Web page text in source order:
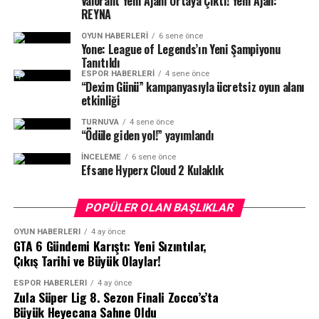
Zocco’s Oyun Merkezi’nde gerçekleşen bu özel etkinlik,
espor tutkunlarını bir araya getirerek hem sosyal hem
Steam’in Türkiye’de kapatıldığına dair resmi bir
karar yok.
Platform normal şekilde hizmet vermeye devam
ediyor.
Konuşulan düzenleme henüz taslak aşamasında.
Dolayısıyla sosyal medyada dolaşan “Steam kapanıyor”
söylemi, şu an için kesinleşmiş bir durum değil. Ancak
düzenlemeler nedeniyle oyuncuların temkinli
yaklaşması dikkat çekiyor.
Oyuncular Neden Tepkili?
Tepkinin arkasında birkaç temel endişe var:
REYNA
OYUN HABERLERI 6 sene önce
Yone: League of Legends’ın Yeni Şampiyonu
Tanıtıldı
ESPOR HABERLERI 4 sene önce
“Dexim Günü” kampanyasıyla ücretsiz oyun alanı
etkinliği
TURNUVA 4 sene önce
“Ödüle giden yol!” yayımlandı
İNCELEME 6 sene önce
Efsane Hyperx Cloud 2 Kulaklık
POPÜLER OLAN BAŞLIKLAR
OYUN HABERLERI 4 ay önce
GTA 6 Gündemi Karıştı: Yeni Sızıntılar,
Çıkış Tarihi ve Büyük Olaylar!
ESPOR HABERLERI 4 ay önce
Zula Süper Lig 8. Sezon Finali Zocco’s’ta
Büyük Heyecana Sahne Oldu